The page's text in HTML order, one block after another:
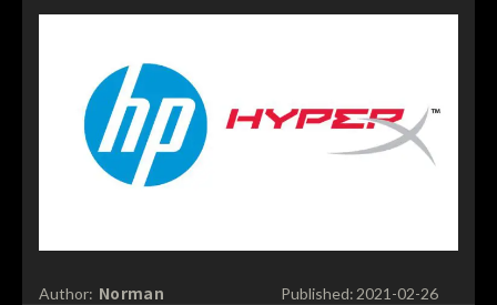
Author: Norman Published: 2021-02-26